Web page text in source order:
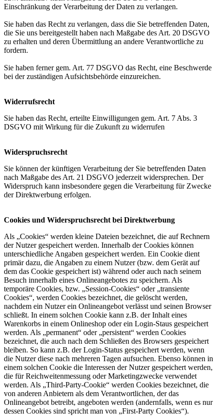
Einschränkung der Verarbeitung der Daten zu verlangen.
Sie haben das Recht zu verlangen, dass die Sie betreffenden Daten,
die Sie uns bereitgestellt haben nach Maßgabe des Art. 20 DSGVO
zu erhalten und deren Übermittlung an andere Verantwortliche zu
fordern.
Sie haben ferner gem. Art. 77 DSGVO das Recht, eine Beschwerde
bei der zuständigen Aufsichtsbehörde einzureichen.
Widerrufsrecht
Sie haben das Recht, erteilte Einwilligungen gem. Art. 7 Abs. 3
DSGVO mit Wirkung für die Zukunft zu widerrufen
Widerspruchsrecht
Sie können der künftigen Verarbeitung der Sie betreffenden Daten
nach Maßgabe des Art. 21 DSGVO jederzeit widersprechen. Der
Widerspruch kann insbesondere gegen die Verarbeitung für Zwecke
der Direktwerbung erfolgen.
Cookies und Widerspruchsrecht bei Direktwerbung
Als „Cookies“ werden kleine Dateien bezeichnet, die auf Rechnern
der Nutzer gespeichert werden. Innerhalb der Cookies können
unterschiedliche Angaben gespeichert werden. Ein Cookie dient
primär dazu, die Angaben zu einem Nutzer (bzw. dem Gerät auf
dem das Cookie gespeichert ist) während oder auch nach seinem
Besuch innerhalb eines Onlineangebotes zu speichern. Als
temporäre Cookies, bzw. „Session-Cookies“ oder „transiente
Cookies“, werden Cookies bezeichnet, die gelöscht werden,
nachdem ein Nutzer ein Onlineangebot verlässt und seinen Browser
schließt. In einem solchen Cookie kann z.B. der Inhalt eines
Warenkorbs in einem Onlineshop oder ein Login-Staus gespeichert
werden. Als „permanent“ oder „persistent“ werden Cookies
bezeichnet, die auch nach dem Schließen des Browsers gespeichert
bleiben. So kann z.B. der Login-Status gespeichert werden, wenn
die Nutzer diese nach mehreren Tagen aufsuchen. Ebenso können in
einem solchen Cookie die Interessen der Nutzer gespeichert werden,
die für Reichweitenmessung oder Marketingzwecke verwendet
werden. Als „Third-Party-Cookie“ werden Cookies bezeichnet, die
von anderen Anbietern als dem Verantwortlichen, der das
Onlineangebot betreibt, angeboten werden (andernfalls, wenn es nur
dessen Cookies sind spricht man von „First-Party Cookies“).